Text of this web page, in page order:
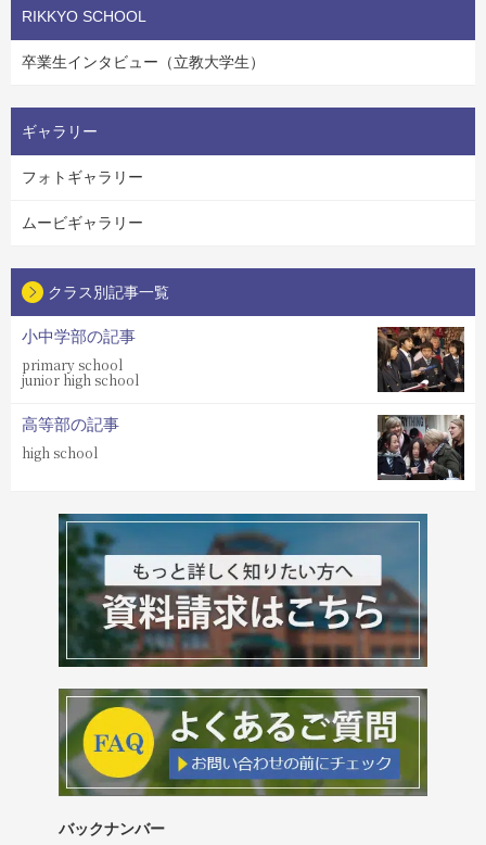
RIKKYO SCHOOL
卒業生インタビュー（立教大学生）
ギャラリー
フォトギャラリー
ムービギャラリー
クラス別記事一覧
小中学部の記事
primary school
junior high school
高等部の記事
high school
バックナンバー